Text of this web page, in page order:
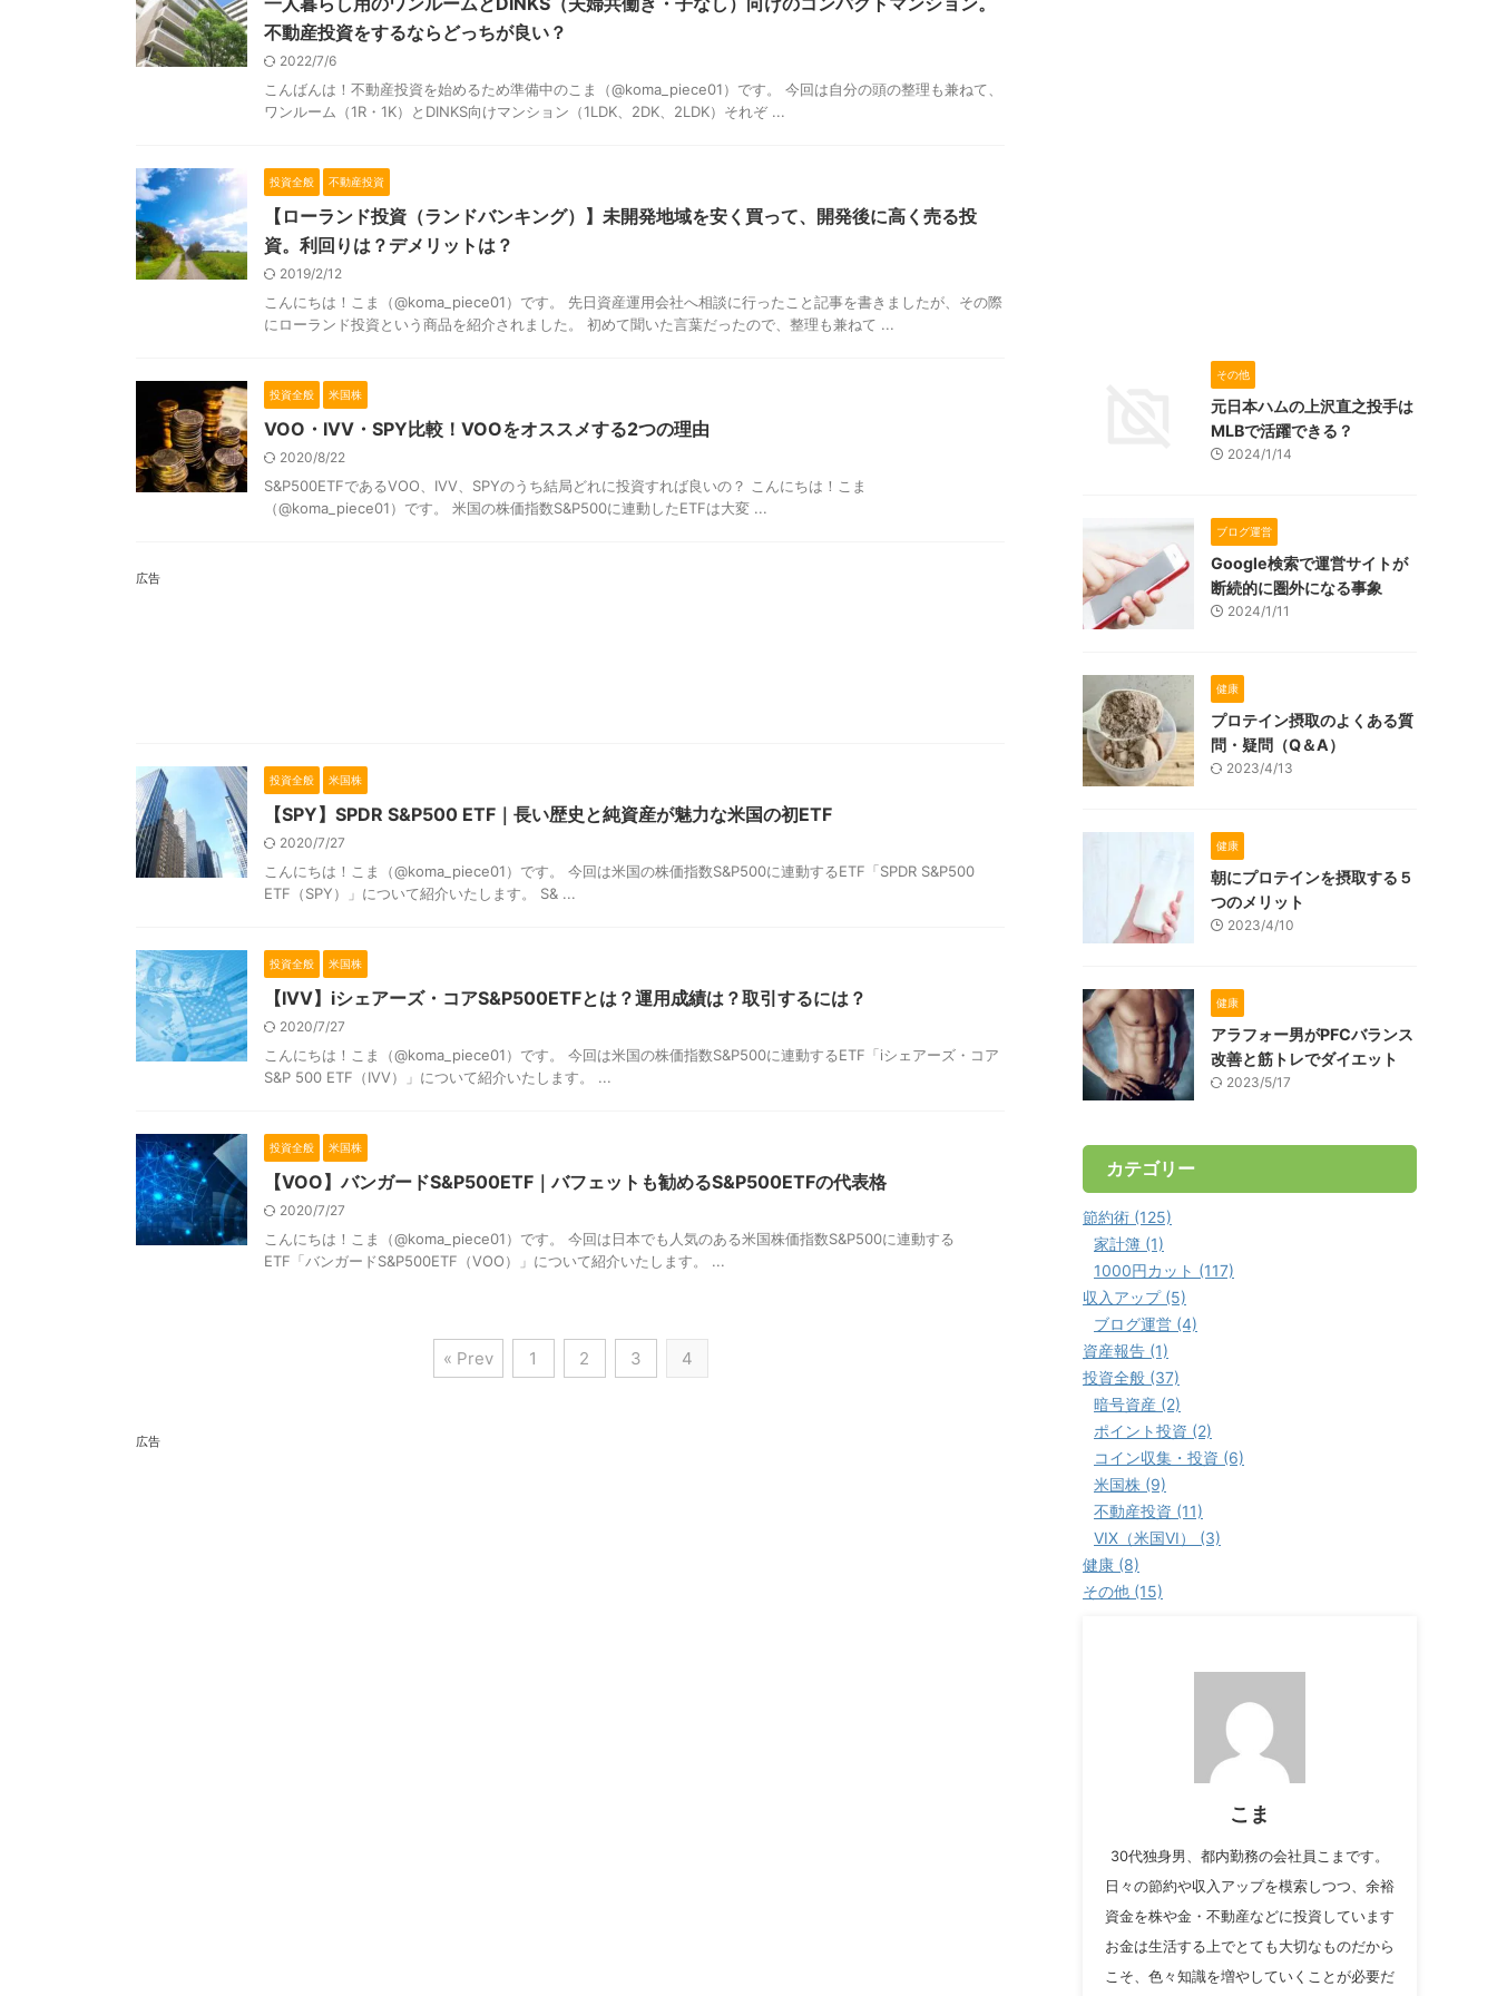
不動産投資をするならどっちが良い？
2022/7/6
こんばんは！不動産投資を始めるため準備中のこま（@koma_piece01）です。 今回は自分の頭の整理も兼ねて、
ワンルーム（1R・1K）とDINKS向けマンション（1LDK、2DK、2LDK）それぞ ...
投資全般 不動産投資
【ローランド投資（ランドバンキング）】未開発地域を安く買って、開発後に高く売る投
資。利回りは？デメリットは？
2019/2/12
こんにちは！こま（@koma_piece01）です。 先日資産運用会社へ相談に行ったこと記事を書きましたが、その際
にローランド投資という商品を紹介されました。 初めて聞いた言葉だったので、整理も兼ねて ...
投資全般 米国株
VOO・IVV・SPY比較！VOOをオススメする2つの理由
2020/8/22
S&P500ETFであるVOO、IVV、SPYのうち結局どれに投資すれば良いの？ こんにちは！こま
（@koma_piece01）です。 米国の株価指数S&P500に連動したETFは大変 ...
広告
投資全般 米国株
【SPY】SPDR S&P500 ETF｜長い歴史と純資産が魅力な米国の初ETF
2020/7/27
こんにちは！こま（@koma_piece01）です。 今回は米国の株価指数S&P500に連動するETF「SPDR S&P500
ETF（SPY）」について紹介いたします。 S& ...
投資全般 米国株
【IVV】iシェアーズ・コアS&P500ETFとは？運用成績は？取引するには？
2020/7/27
こんにちは！こま（@koma_piece01）です。 今回は米国の株価指数S&P500に連動するETF「iシェアーズ・コア
S&P 500 ETF（IVV）」について紹介いたします。 ...
投資全般 米国株
【VOO】バンガードS&P500ETF｜バフェットも勧めるS&P500ETFの代表格
2020/7/27
こんにちは！こま（@koma_piece01）です。 今回は日本でも人気のある米国株価指数S&P500に連動する
ETF「バンガードS&P500ETF（VOO）」について紹介いたします。 ...
« Prev 1 2 3 4
広告
その他
元日本ハムの上沢直之投手は
MLBで活躍できる？
2024/1/14
ブログ運営
Google検索で運営サイトが
断続的に圏外になる事象
2024/1/11
健康
プロテイン摂取のよくある質
問・疑問（Q＆A）
2023/4/13
健康
朝にプロテインを摂取する５
つのメリット
2023/4/10
健康
アラフォー男がPFCバランス
改善と筋トレでダイエット
2023/5/17
カテゴリー
節約術 (125)
家計簿 (1)
1000円カット (117)
収入アップ (5)
ブログ運営 (4)
資産報告 (1)
投資全般 (37)
暗号資産 (2)
ポイント投資 (2)
コイン収集・投資 (6)
米国株 (9)
不動産投資 (11)
VIX（米国VI） (3)
健康 (8)
その他 (15)
こま
30代独身男、都内勤務の会社員こまです。
日々の節約や収入アップを模索しつつ、余裕
資金を株や金・不動産などに投資しています
お金は生活する上でとても大切なものだから
こそ、色々知識を増やしていくことが必要だ